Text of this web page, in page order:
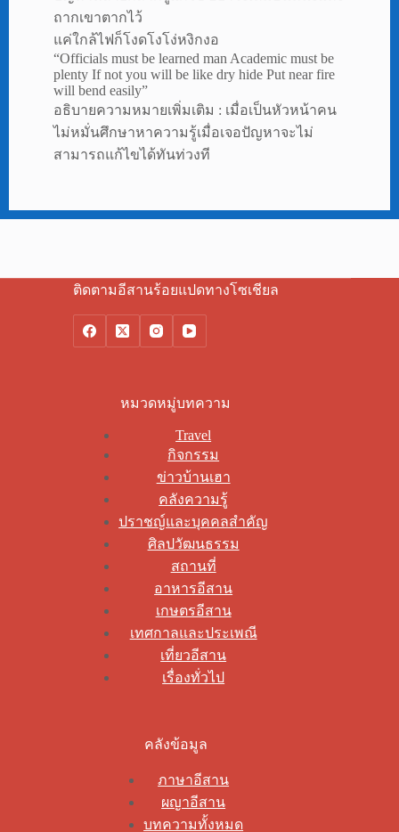
ถากเขาตากไว้
แค่ใกล้ไฟก็โงดโงโง่หงิกงอ
“Officials must be learned man Academic must be
plenty If not you will be like dry hide Put near fire
will bend easily”
อธิบายความหมายเพิ่มเติม : เมื่อเป็นหัวหน้าคน
ไม่หมั่นศึกษาหาความรู้เมื่อเจอปัญหาจะไม่
สามารถแก้ไขได้ทันท่วงที
ติดตามอีสานร้อยแปดทางโซเชียล
หมวดหมู่บทความ
Travel
กิจกรรม
ข่าวบ้านเฮา
คลังความรู้
ปราชญ์และบุคคลสำคัญ
ศิลปวัฒนธรรม
สถานที่
อาหารอีสาน
เกษตรอีสาน
เทศกาลและประเพณี
เที่ยวอีสาน
เรื่องทั่วไป
คลังข้อมูล
ภาษาอีสาน
ผญาอีสาน
บทความทั้งหมด